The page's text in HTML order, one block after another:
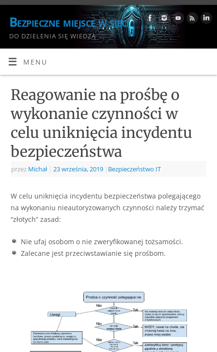
Bezpieczne miejsce w sieci
DO DZIELENIA SIĘ WIEDZĄ
MENU
Reagowanie na prośbę o
wykonanie czynności w
celu uniknięcia incydentu
bezpieczeństwa
przez Michał | 23 września, 2019 | Bezpieczeństwo IT
W celu uniknięcia incydentu bezpieczeństwa polegającego
na wykonaniu nieautoryzowanych czynności należy trzymać
“złotych” zasad:
Nie ufaj osobom o nie zweryfikowanej tożsamości.
Zalecane jest przeciwstawianie się prośbom.